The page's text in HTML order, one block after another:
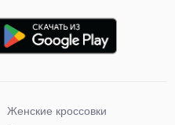
Женские кроссовки